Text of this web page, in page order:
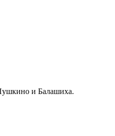
и Балашиха.